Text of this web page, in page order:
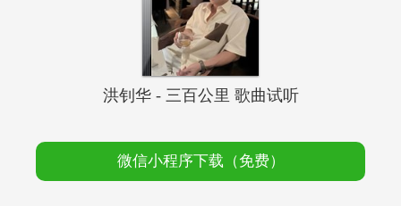
洪钊华 - 三百公里 歌曲试听
微信小程序下载（免费）